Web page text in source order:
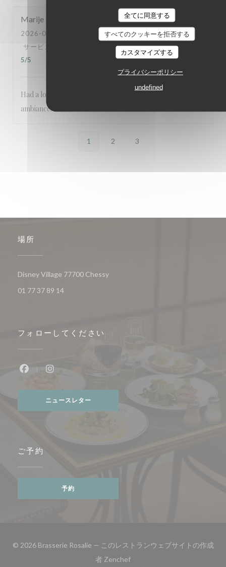
全てに同意する
すべてのクッキーを拒否する
カスタマイズする
プライバシーポリシー
undefined
Marije
2026-08-03
- 20:00 - ゲスト 5
サービス
メニュー: 5/5 品質-価格
5/5
Had a lovely dinner in this restaurant. Great food and
ambiance.
1 2 3
場所
Disney Village 77700 Chessy((新しいウィンドウで開きます))
01 77 37 89 14
フォローしてください
ニュースレター
ご予約
予約
© 2026 Brasserie Rosalie — このレストランウェブサイトの作成
者 Zenchef((新しいウィンドウで開きま